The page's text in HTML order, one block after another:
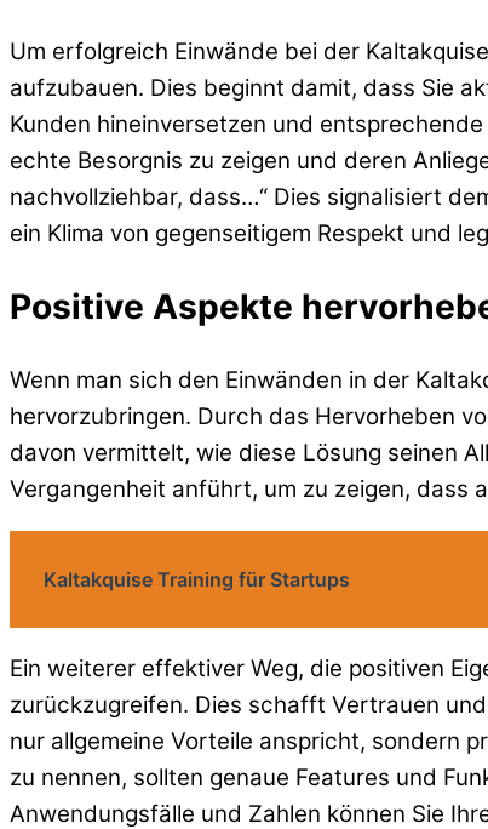
Um erfolgreich Einwände bei der
aufzubauen. Dies beginnt damit, dass Sie
Kunden hineinversetzen und
echte Besorgnis zu zeigen und deren
nachvollziehbar, dass…“ Dies signalisiert
ein Klima von gegenseitigem Respekt und
Positive Aspekte
Wenn man sich den Einwänden in der
hervorzubringen. Durch das Hervorheben
davon vermittelt, wie diese Lösung seinen
Vergangenheit anführt, um zu zeigen, dass
Kaltakquise Training für Startups
Ein weiterer effektiver Weg, die positiven
zurückzugreifen. Dies schafft Vertrauen
nur allgemeine Vorteile anspricht, sondern
zu nennen, sollten genaue Features und
Anwendungsfälle und Zahlen können Sie